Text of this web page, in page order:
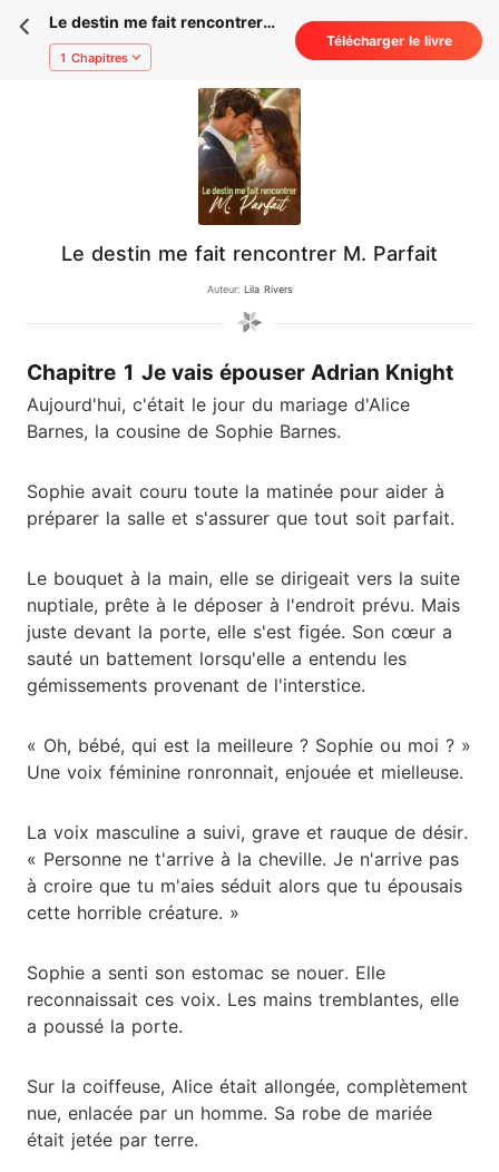
Le destin me fait rencontrer
M. Parfait
1 Chapitres
Télécharger le livre
Le destin me fait rencontrer M. Parfait
Auteur: Lila Rivers
Chapitre 1 Je vais épouser Adrian Knight
Aujourd'hui, c'était le jour du mariage d'Alice
Barnes, la cousine de Sophie Barnes.
Sophie avait couru toute la matinée pour aider à
préparer la salle et s'assurer que tout soit parfait.
Le bouquet à la main, elle se dirigeait vers la suite
nuptiale, prête à le déposer à l'endroit prévu. Mais
juste devant la porte, elle s'est figée. Son cœur a
sauté un battement lorsqu'elle a entendu les
gémissements provenant de l'interstice.
« Oh, bébé, qui est la meilleure ? Sophie ou moi ? »
Une voix féminine ronronnait, enjouée et mielleuse.
La voix masculine a suivi, grave et rauque de désir.
« Personne ne t'arrive à la cheville. Je n'arrive pas
à croire que tu m'aies séduit alors que tu épousais
cette horrible créature. »
Sophie a senti son estomac se nouer. Elle
reconnaissait ces voix. Les mains tremblantes, elle
a poussé la porte.
Sur la coiffeuse, Alice était allongée, complètement
nue, enlacée par un homme. Sa robe de mariée
était jetée par terre.